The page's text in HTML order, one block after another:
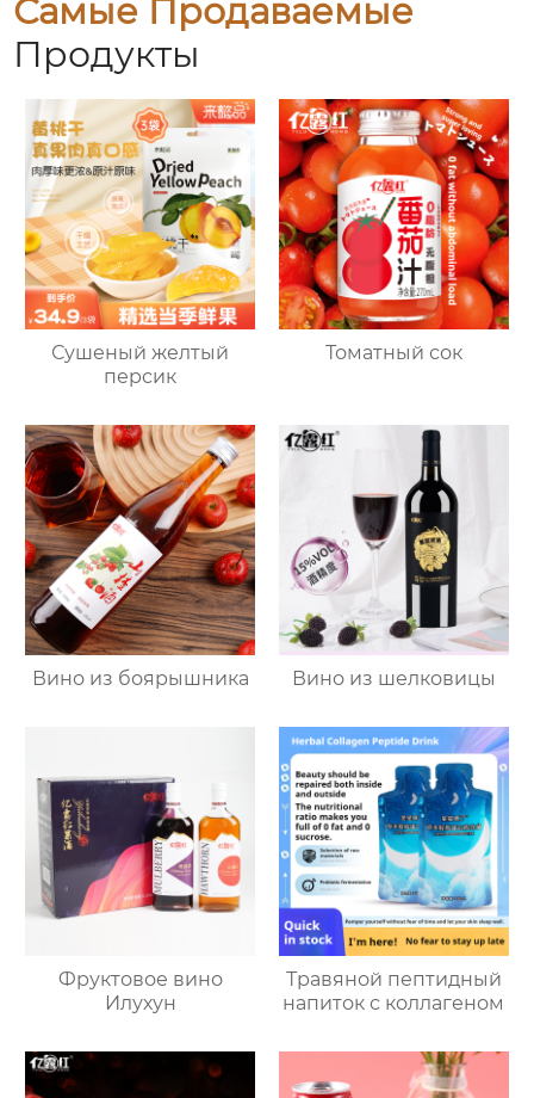
Самые Продаваемые
Продукты
Сушеный желтый
персик
Томатный сок
Вино из боярышника Вино из шелковицы
Фруктовое вино
Илухун
Травяной пептидный
напиток с коллагеном